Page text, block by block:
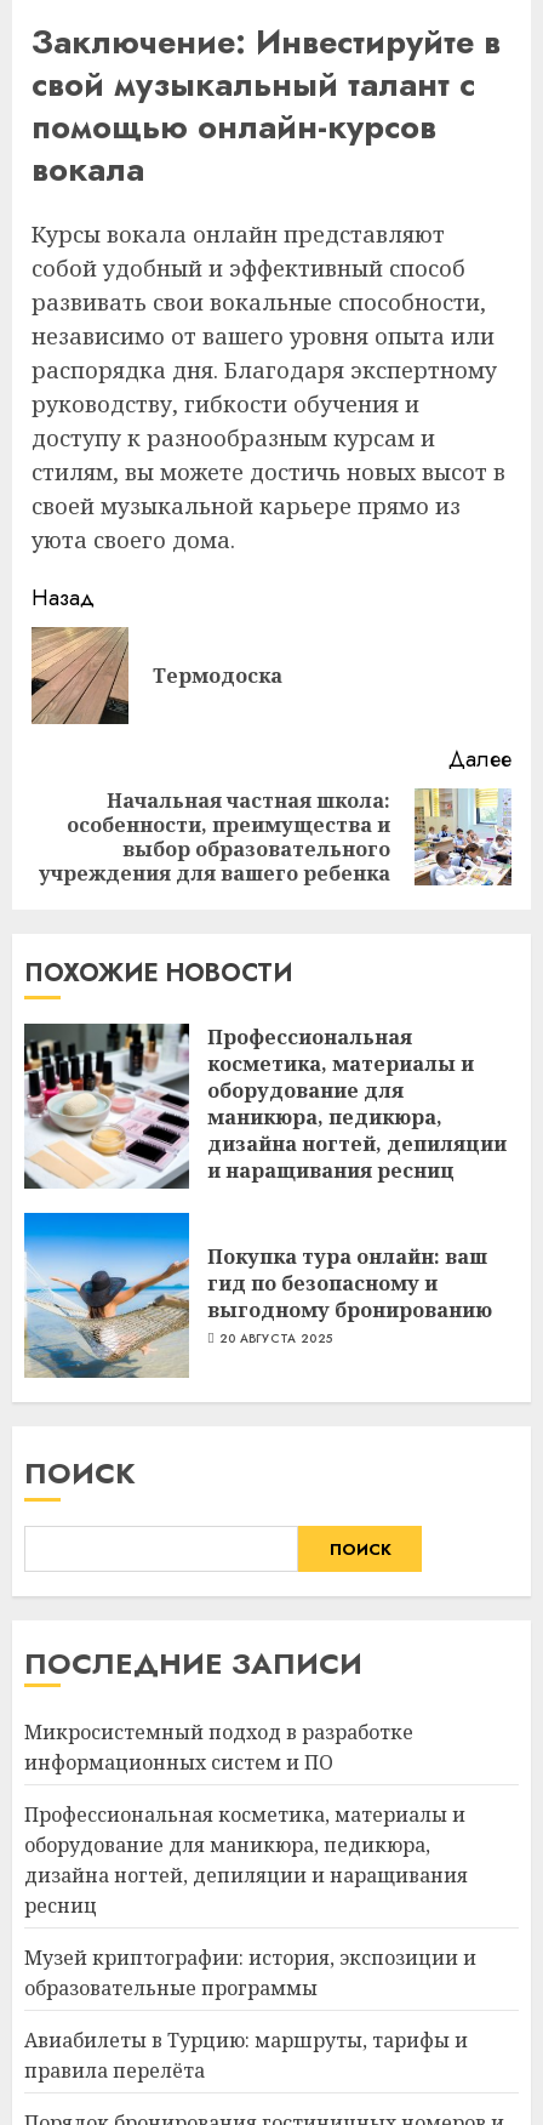
Заключение: Инвестируйте в
свой музыкальный талант с
помощью онлайн-курсов
вокала
Курсы вокала онлайн представляют
собой удобный и эффективный способ
развивать свои вокальные способности,
независимо от вашего уровня опыта или
распорядка дня. Благодаря экспертному
руководству, гибкости обучения и
доступу к разнообразным курсам и
стилям, вы можете достичь новых высот в
своей музыкальной карьере прямо из
уюта своего дома.
Продолжить
чтение
Назад
Термодоска
Далее
Следующая
запись:
Начальная частная школа:
особенности, преимущества и
выбор образовательного
учреждения для вашего ребенка
ПОХОЖИЕ НОВОСТИ
Профессиональная
косметика, материалы и
оборудование для
маникюра, педикюра,
дизайна ногтей, депиляции
и наращивания ресниц
Покупка тура онлайн: ваш
гид по безопасному и
выгодному бронированию
20 АВГУСТА 2025
ПОИСК
ПОИСК
ПОСЛЕДНИЕ ЗАПИСИ
Микросистемный подход в разработке
информационных систем и ПО
Профессиональная косметика, материалы и
оборудование для маникюра, педикюра,
дизайна ногтей, депиляции и наращивания
ресниц
Музей криптографии: история, экспозиции и
образовательные программы
Авиабилеты в Турцию: маршруты, тарифы и
правила перелёта